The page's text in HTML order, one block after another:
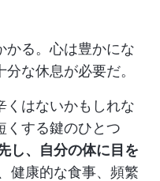
かる。心は豊かにな
な休息が必要だ。
くはないかもしれな
くする鍵のひとつ
し、自分の体に目を
健康的な食事、頻繁